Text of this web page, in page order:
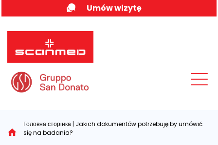
to
content
Umów wizytę
Головна сторінка | Jakich dokumentów potrzebuję by umówić
się na badania?